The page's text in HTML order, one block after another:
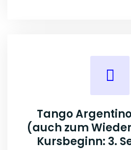
Tango
(auch zum
Kursbeginn: 3.